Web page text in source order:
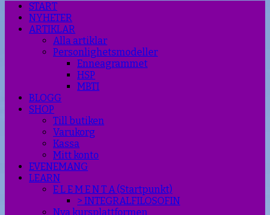
START
NYHETER
ARTIKLAR
Alla artiklar
Personlighetsmodeller
Enneagrammet
HSP
MBTI
BLOGG
SHOP
Till butiken
Varukorg
Kassa
Mitt konto
EVENEMANG
LEARN
E L E M E N T A (Startpunkt)
> INTEGRALFILOSOFIN
Nya kursplattformen